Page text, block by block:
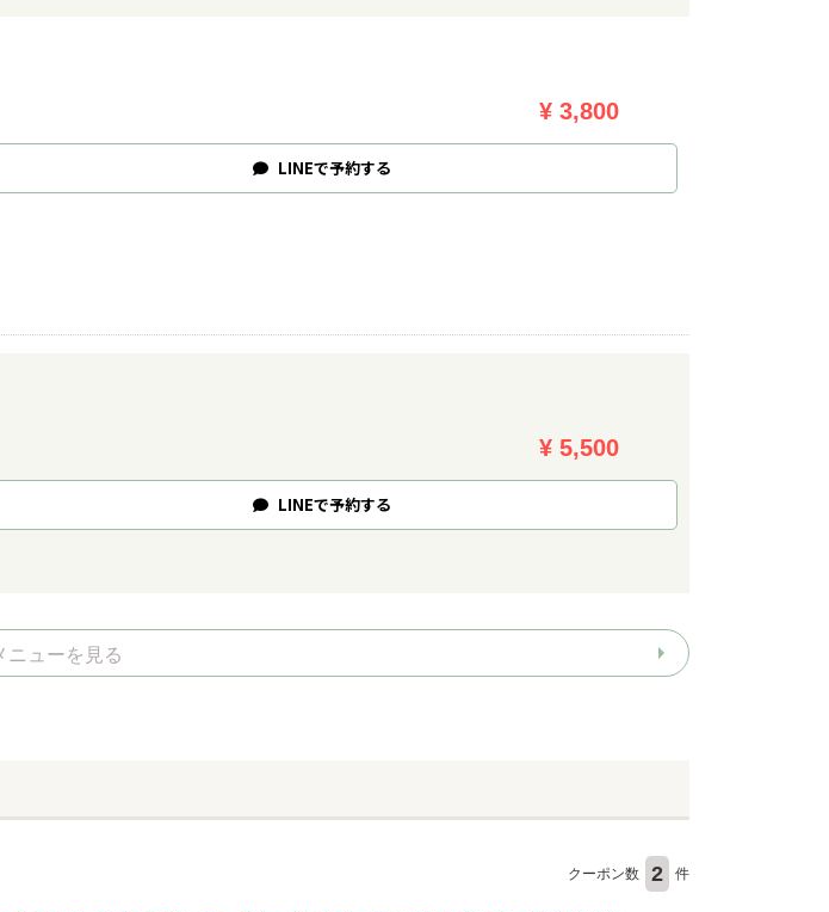
¥ 3,800
LINEで予約する
¥ 5,500
LINEで予約する
ニューを見る
クーポン数 2 件